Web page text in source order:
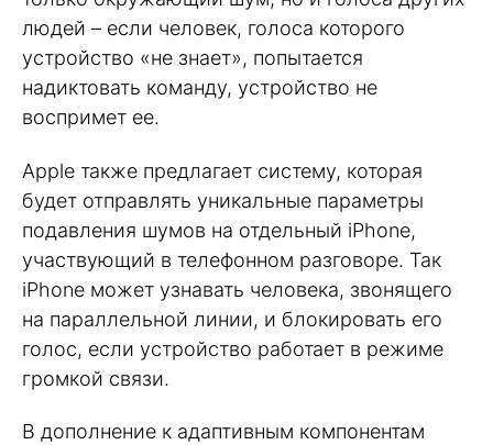
людей – если человек, голоса которого
устройство «не знает», попытается
надиктовать команду, устройство не
воспримет ее.
Apple также предлагает систему, которая
будет отправлять уникальные параметры
подавления шумов на отдельный iPhone,
участвующий в телефонном разговоре. Так
iPhone может узнавать человека, звонящего
на параллельной линии, и блокировать его
голос, если устройство работает в режиме
громкой связи.
В дополнение к адаптивным компонентам